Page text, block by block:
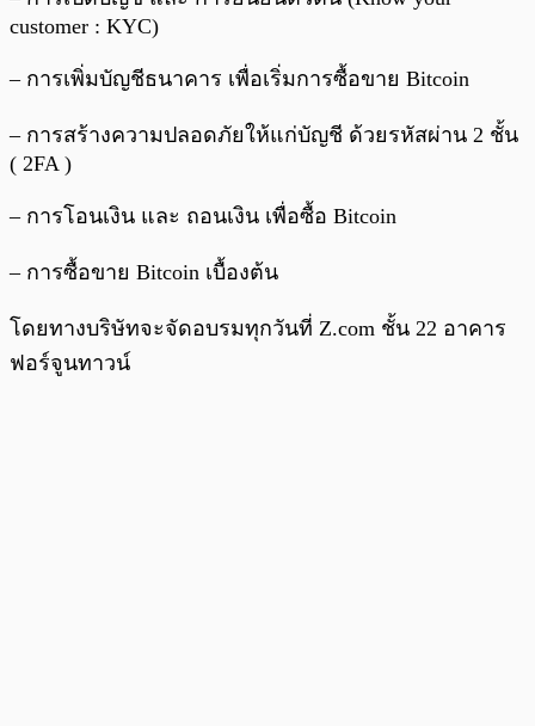
customer : KYC)
– การเพิ่มบัญชีธนาคาร เพื่อเริ่มการซื้อขาย Bitcoin
– การสร้างความปลอดภัยให้แก่บัญชี ด้วยรหัสผ่าน 2 ชั้น
( 2FA )
– การโอนเงิน และ ถอนเงิน เพื่อซื้อ Bitcoin
– การซื้อขาย Bitcoin เบื้องต้น
โดยทางบริษัทจะจัดอบรมทุกวันที่ Z.com ชั้น 22 อาคาร
ฟอร์จูนทาวน์